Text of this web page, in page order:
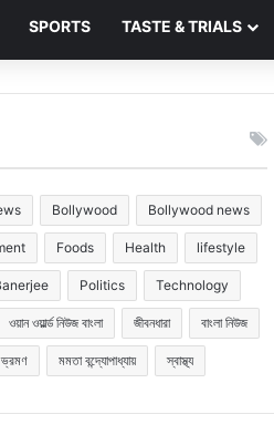
SPORTS TASTE & TRIALS
Bollywood Bollywood news
Foods Health lifestyle
Politics Technology
ওয়ান ওয়ার্ল্ড নিউজ বাংলা জীবনধারা বাংলা নিউজ
ভ্রমণ মমতা বন্দ্যোপাধ্যায় স্বাস্থ্য